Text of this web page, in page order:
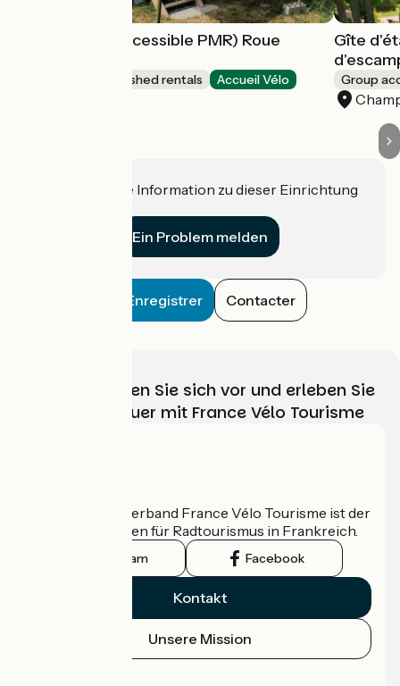
Mobil-home (accessible PMR) Roue
Lodgings and furnished rentals Accueil Vélo
Gîte
Group
Haben Sie eine Information zu dieser Einrichtung
Ein Problem melden
Enregistrer Contacter
Wählen, bereiten Sie sich vor und erleben Sie
Ihr Radabenteuer mit France Vélo Tourisme
Der nationale Verband France Vélo Tourisme ist der
offizielle Leitfaden für Radtourismus in Frankreich.
Instagram Facebook
Kontakt
Unsere Mission